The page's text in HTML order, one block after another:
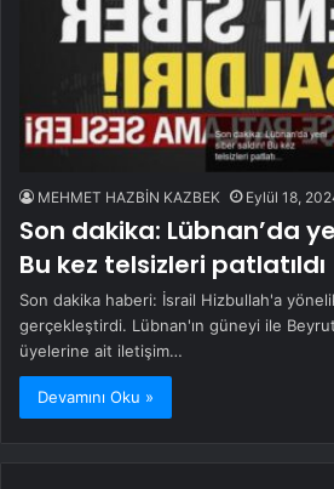
MEHMET HAZBİN KAZBEK Eylül 18,
Son dakika: Lübnan’da
Bu kez telsizleri patlatıldı
Son dakika haberi: İsrail Hizbullah'a
gerçekleştirdi. Lübnan'ın güneyi ile
üyelerine ait iletişim…
Devamını Oku »